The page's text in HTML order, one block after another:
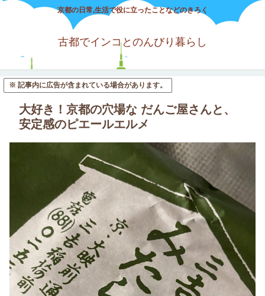
京都の日常,生活で役に立ったことなどのきろく
古都でインコとのんびり暮らし
※ 記事内に広告が含まれている場合があります。
大好き！京都の穴場な だんご屋さんと、
安定感のピエールエルメ